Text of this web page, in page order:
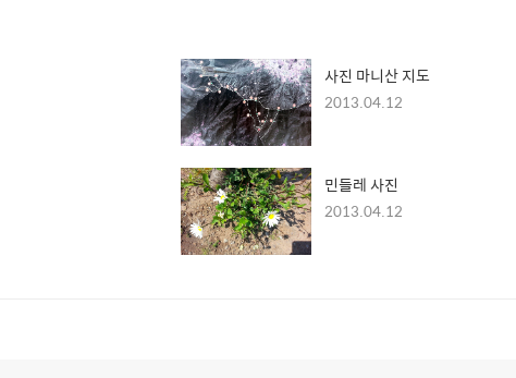
사진 마니산 지도
2013.04.12
민들레 사진
2013.04.12